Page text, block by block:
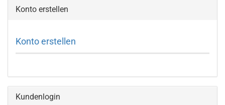
Konto erstellen
Konto erstellen
Kundenlogin